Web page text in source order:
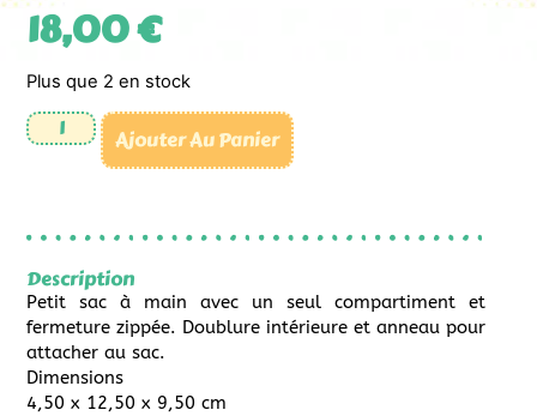
18,00€
Plus que 2 en stock
Ajouter Au Panier
Description
Petit sac à main avec un seul compartiment et
fermeture zippée. Doublure intérieure et anneau pour
attacher au sac.
Dimensions
4,50 x 12,50 x 9,50 cm